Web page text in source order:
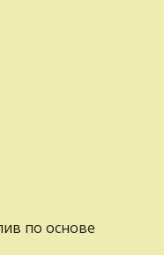
по основе